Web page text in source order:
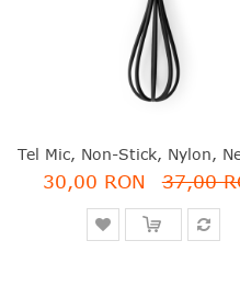
30,00 RON 37,00